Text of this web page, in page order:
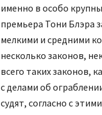
именно в особо
премьера Тони Блэра
мелкими и средними
несколько законов,
всего таких законов,
с делами об
судят, согласно с